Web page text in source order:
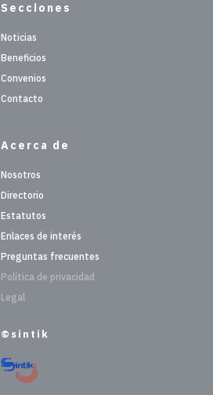
Secciones
Noticias
Beneficios
Convenios
Contacto
Acerca de
Nosotros
Directorio
Estatutos
Enlaces de interés
Preguntas frecuentes
Política de privacidad
Legal
©sintik